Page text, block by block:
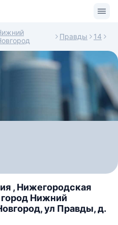
Правды 14
, Нижегородская
город Нижний
ул Правды, д.